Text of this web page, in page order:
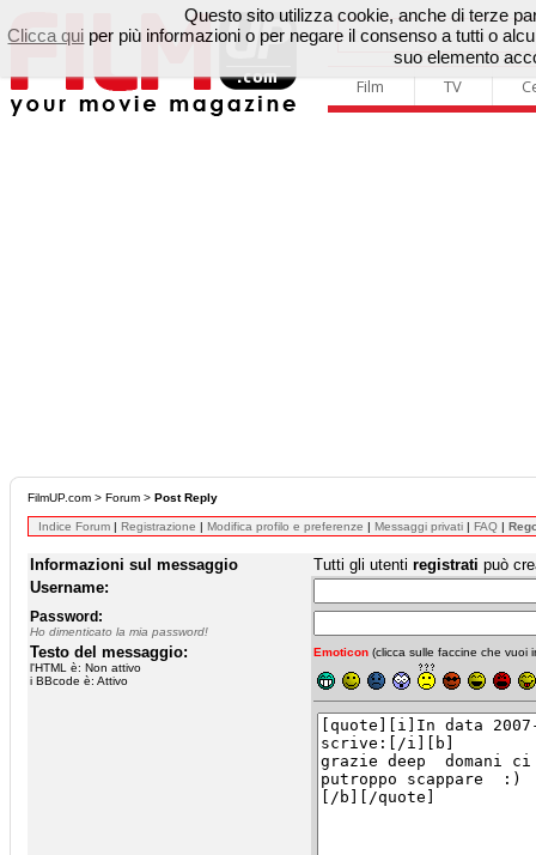
Film TV
FilmUP.com > Forum > Post Reply
Indice Forum | Registrazione | Modifica profilo e preferenze | Messaggi privati | FAQ |
Informazioni sul messaggio Tutti gli utenti registrati può
Username:
Password:
Ho dimenticato la mia password!
Testo del messaggio:
l'HTML è: Non attivo
i BBcode è: Attivo
Emoticon (clicca sulle faccine che vuoi
Questo sito utilizza cookie, anche di terze
Clicca qui per più informazioni o per negare il consenso a tutti o
suo elemento